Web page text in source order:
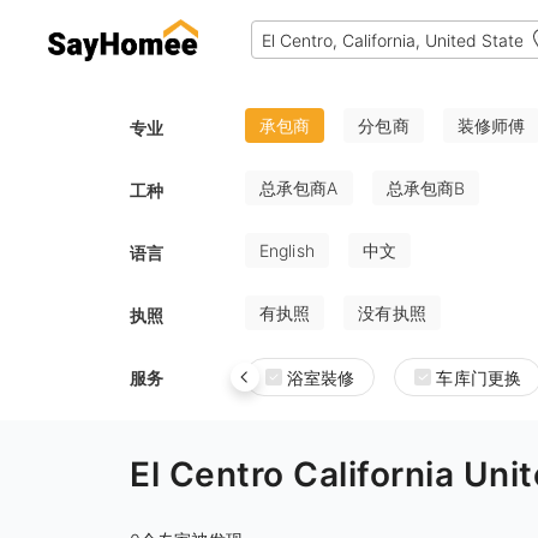
专业 承包商 分包商 装修师傅
工种 总承包商A 总承包商B
语言 English 中文
执照 有执照 没有执照
服务 浴室裝修 车库门更换
El Centro California